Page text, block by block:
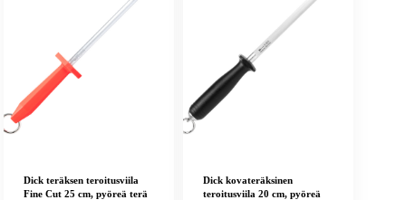
Dick teräksen teroitusviila
Fine Cut 25 cm, pyöreä terä
Dick kovateräksinen
teroitusviila 20 cm, pyöreä